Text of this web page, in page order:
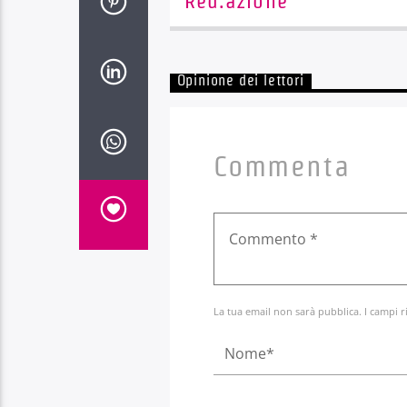
Opinione dei lettori
Commenta
La tua email non sarà pubblica. I campi